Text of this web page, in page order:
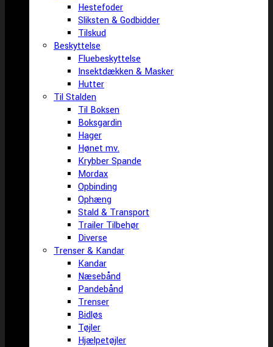
Hestefoder
Sliksten & Godbidder
Tilskud
Beskyttelse
Fluebeskyttelse
Insektdækken & Masker
Hutter
Til Stalden
Til Boksen
Boksgardin
Hager
Hønet mv.
Krybber Spande
Mordax
Opbinding
Ophæng
Stald & Transport
Trailer Tilbehør
Diverse
Trenser & Kandar
Kandar
Næsebånd
Pandebånd
Trenser
Bidløs
Tøjler
Hjælpetøjler